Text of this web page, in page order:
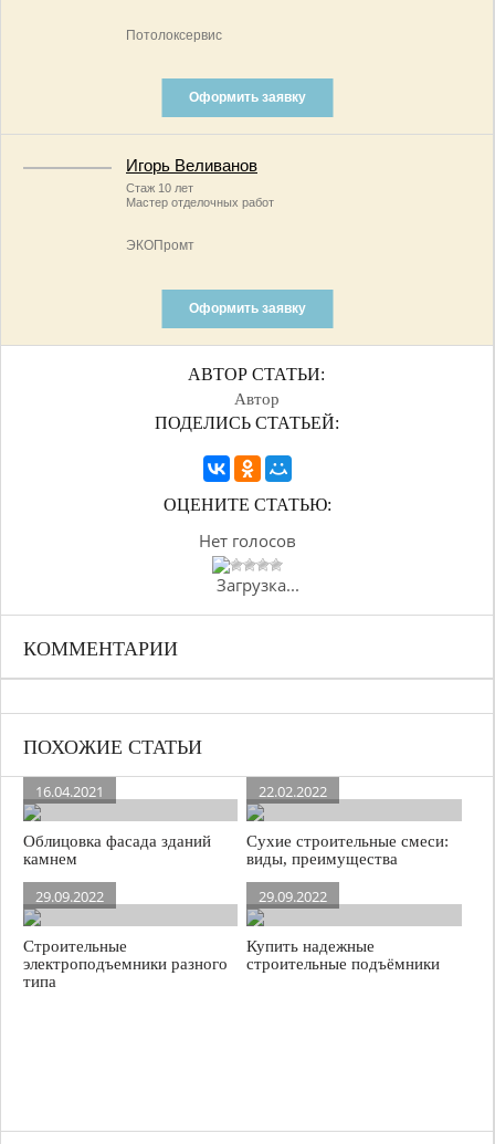
Потолоксервис
Оформить заявку
Игорь Веливанов
Стаж 10 лет
Мастер отделочных работ
ЭКОПромт
Оформить заявку
АВТОР СТАТЬИ:
Автор
ПОДЕЛИСЬ СТАТЬЕЙ:
ОЦЕНИТЕ СТАТЬЮ:
Нет голосов
Загрузка...
КОММЕНТАРИИ
ПОХОЖИЕ СТАТЬИ
16.04.2021
Облицовка фасада зданий
камнем
22.02.2022
Сухие строительные смеси:
виды, преимущества
29.09.2022
Строительные
электроподъемники разного
типа
29.09.2022
Купить надежные
строительные подъёмники